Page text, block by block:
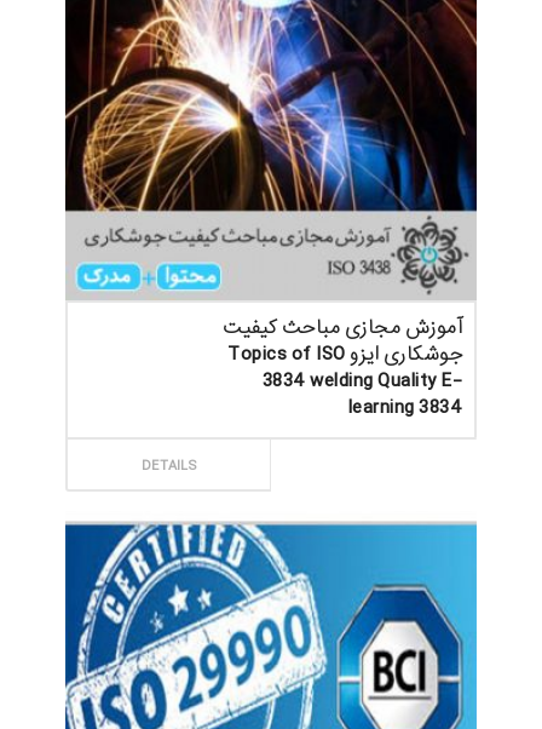
آموزش مجازی مباحث کیفیت
جوشکاری ایزو Topics of ISO
3834 welding Quality E-
learning 3834
DETAILS